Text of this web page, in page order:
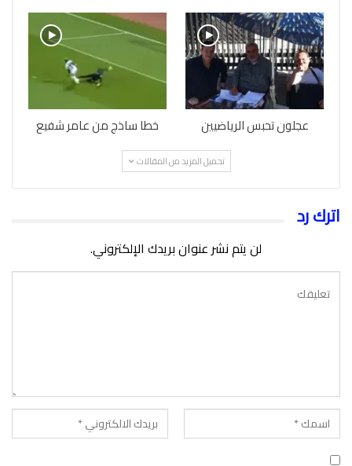
عجلون تحبس الرياضيين خطا ساذج من عامر شفيع
تحميل المزيد من المقالات
اترك رد
لن يتم نشر عنوان بريدك الإلكتروني.